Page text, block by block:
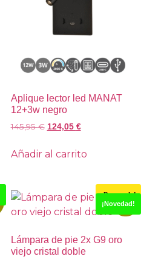
Aplique lector led MANAT
12+3w negro
145,95€ 124,05 €
Añadir al carrito
-15%
¡Destacado!
¡Novedad!
Lámpara de pie 2x G9 oro
viejo cristal doble